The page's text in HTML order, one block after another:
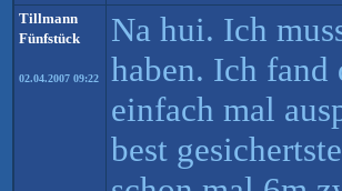
Tillmann
Fünfstück
02.04.2007 09:22
Na hui. Ich
haben. Ich fand
einfach mal
best